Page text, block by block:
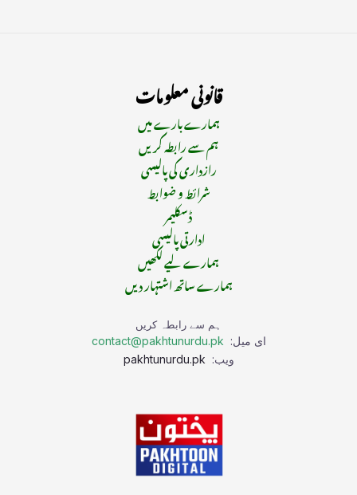
قانونی معلومات
ہمارے بارے میں
ہم سے رابطہ کریں
رازداری کی پالیسی
شرائط و ضوابط
ڈسکلیمر
ادارتی پالیسی
ہمارے لیے لکھیں
ہمارے ساتھ اشتہار دیں
ہم سے رابطہ کریں
ای میل: contact@pakhtunurdu.pk
ویب: